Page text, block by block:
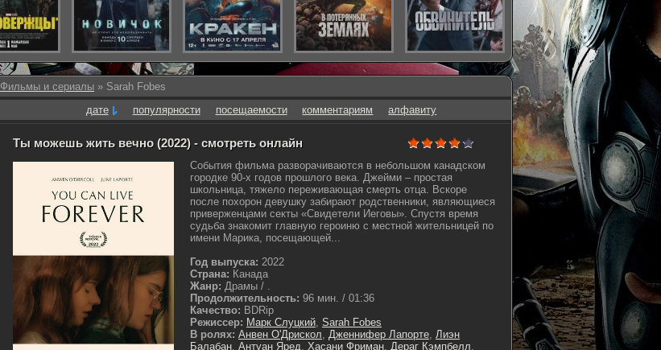
Фильмы и сериалы » Sarah Fobes
дате
популярности посещаемости комментариям алфавиту
Ты можешь жить вечно (2022) - смотреть онлайн
События фильма разворачиваются в небольшом канадском
городке 90-х годов прошлого века. Джейми – простая
школьница, тяжело переживающая смерть отца. Вскоре
после похорон девушку забирают родственники, являющиеся
приверженцами секты «Свидетели Иеговы». Спустя время
судьба знакомит главную героиню с местной жительницей по
имени Марика, посещающей...
Год выпуска: 2022
Страна: Канада
Жанр: Драмы / .
Продолжительность: 96 мин. / 01:36
Качество: BDRip
Режиссер: Марк Слуцкий, Sarah Fobes
В ролях: Анвен О'Дрискол, Дженнифер Лапорте, Лиэн
Балабан, Антуан Яред, Хасани Фриман, Дераг Кэмпбелл,